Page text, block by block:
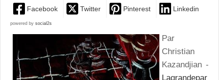
Facebook Twitter Pinterest Linkedin
powered by social2s
Par
Christian
Kazandjian -
Lagrandepar